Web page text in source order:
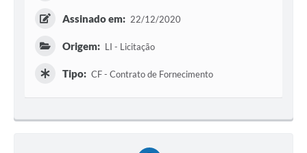
Assinado em: 22/12/2020
Origem: LI - Licitação
Tipo: CF - Contrato de Fornecimento